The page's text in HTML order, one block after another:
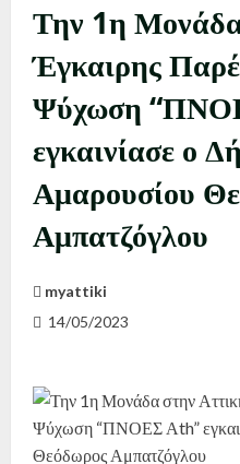
Την 1η
Έγκαιρης
Ψύχωση
εγκαινίασε ο
Αμαρουσίου
Αμπατζόγλου
myattiki
14/05/2023